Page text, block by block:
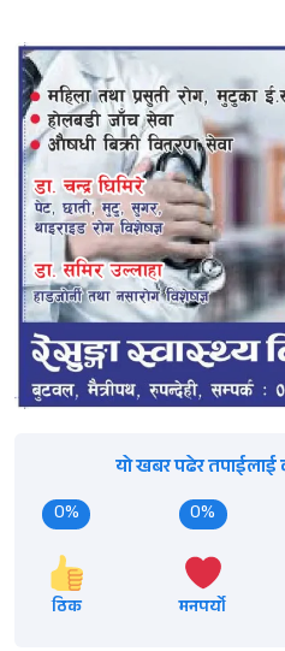
यो खबर पढेर
0%
ठिक
0%
मनपर्यो